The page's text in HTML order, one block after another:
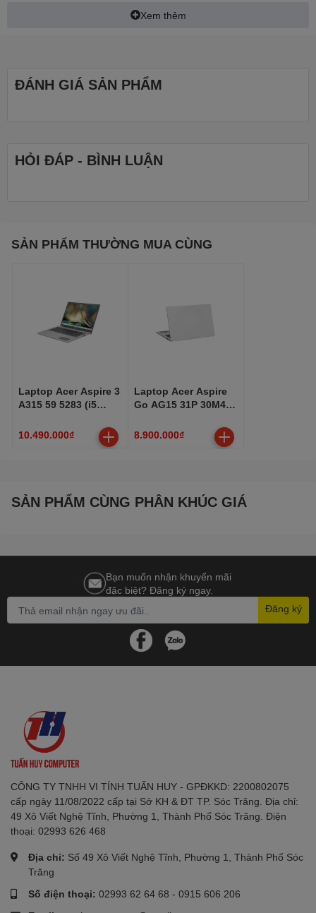
OS: Windows 11 Home SL bản quyền
Xem thêm
ĐÁNH GIÁ SẢN PHẨM
HỎI ĐÁP - BÌNH LUẬN
SẢN PHẨM THƯỜNG MUA CÙNG
Laptop Acer Aspire 3
A315 59 5283 (i5
Full HD, Win11)
10.490.000₫
Laptop Acer Aspire
Go AG15 31P 30M4
256GB, Full HD,
8.900.000₫
SẢN PHẨM CÙNG PHÂN KHÚC GIÁ
Bạn muốn nhận khuyến mãi
đặc biệt? Đăng ký ngay.
Đăng ký
CÔNG TY TNHH VI TÍNH TUẤN HUY - GPĐKKD: 2200802075
cấp ngày 11/08/2022 cấp tại Sở KH & ĐT TP. Sóc Trăng. Địa chỉ:
49 Xô Viết Nghệ Tĩnh, Phường 1, Thành Phố Sóc Trăng. Điện
thoại: 02993 626 468
Địa chỉ: Số 49 Xô Viết Nghệ Tĩnh, Phường 1, Thành Phố Sóc
Trăng
Số điện thoại: 02993 62 64 68 - 0915 606 206